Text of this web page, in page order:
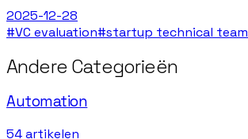
2025-12-28
#VC evaluation#startup technical team
Andere Categorieën
Automation
54artikelen